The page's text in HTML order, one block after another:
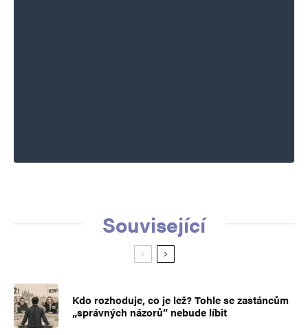
Související
Kdo rozhoduje, co je lež? Tohle se zastáncům
„správných názorů“ nebude líbit